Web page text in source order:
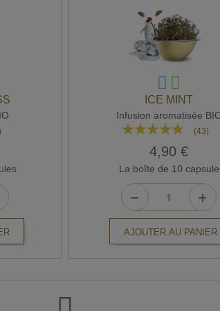
ICE MINT
Infusion aromatisée
Rating:
(43)
4,90 €
La boîte de 10
AJOUTER AU PANIER